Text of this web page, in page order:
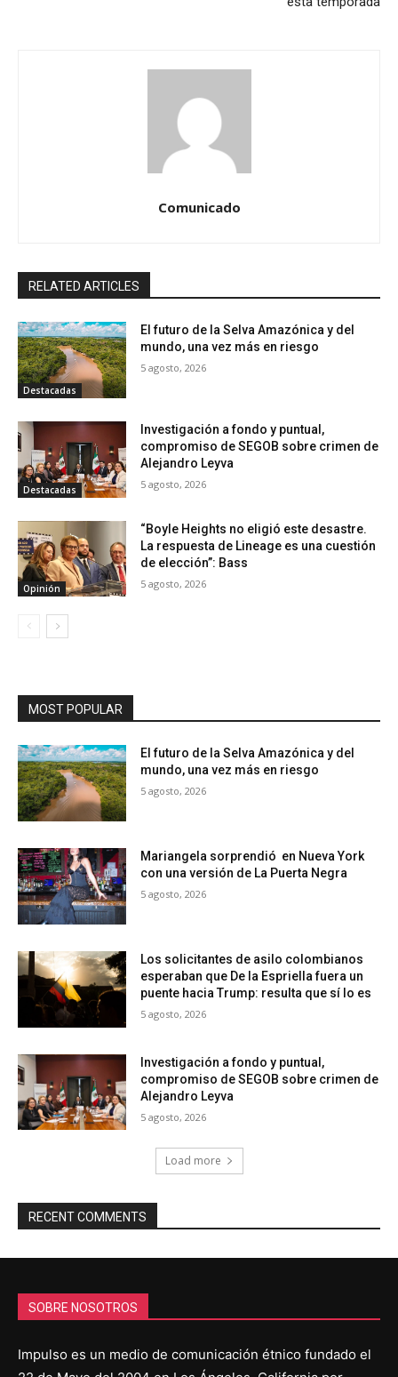
Comunicado
RELATED ARTICLES
Destacadas
El futuro de la Selva Amazónica y del
mundo, una vez más en riesgo
5 agosto, 2026
Destacadas
Investigación a fondo y puntual,
compromiso de SEGOB sobre crimen de
Alejandro Leyva
5 agosto, 2026
Opinión
“Boyle Heights no eligió este desastre.
La respuesta de Lineage es una cuestión
de elección”: Bass
5 agosto, 2026
MOST POPULAR
El futuro de la Selva Amazónica y del
mundo, una vez más en riesgo
5 agosto, 2026
Mariangela sorprendió en Nueva York
con una versión de La Puerta Negra
5 agosto, 2026
Los solicitantes de asilo colombianos
esperaban que De la Espriella fuera un
puente hacia Trump: resulta que sí lo es
5 agosto, 2026
Investigación a fondo y puntual,
compromiso de SEGOB sobre crimen de
Alejandro Leyva
5 agosto, 2026
Load more
RECENT COMMENTS
SOBRE NOSOTROS
Impulso es un medio de comunicación étnico fundado el